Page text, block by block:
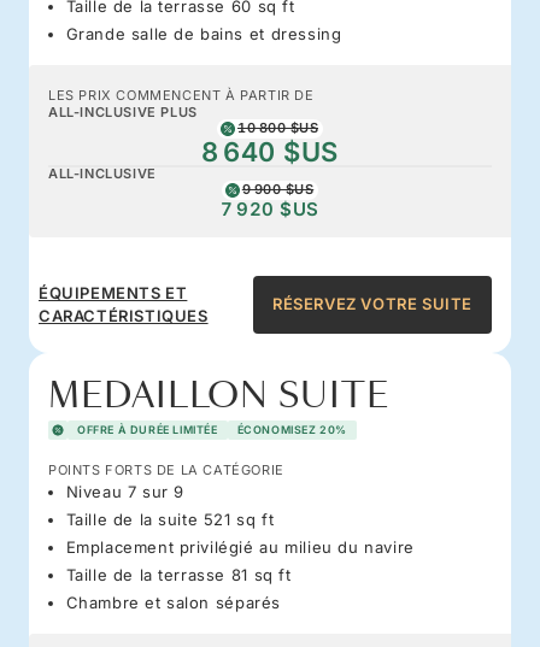
Taille de la terrasse 60 sq ft
Grande salle de bains et dressing
LES PRIX COMMENCENT À PARTIR DE
ALL-INCLUSIVE PLUS
10 800 $US
8 640 $US
ALL-INCLUSIVE
9 900 $US
7 920 $US
ÉQUIPEMENTS ET
CARACTÉRISTIQUES
RÉSERVEZ VOTRE SUITE
MEDAILLON SUITE
OFFRE À DURÉE LIMITÉE ÉCONOMISEZ 20%
POINTS FORTS DE LA CATÉGORIE
Niveau 7 sur 9
Taille de la suite 521 sq ft
Emplacement privilégié au milieu du navire
Taille de la terrasse 81 sq ft
Chambre et salon séparés